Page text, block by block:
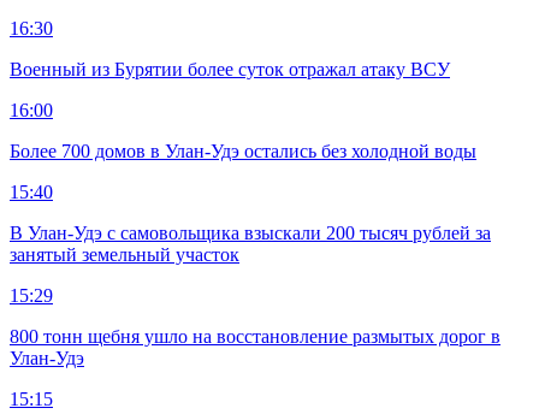
16:30
Военный из Бурятии более суток отражал атаку ВСУ
16:00
Более 700 домов в Улан-Удэ остались без холодной воды
15:40
В Улан-Удэ с самовольщика взыскали 200 тысяч рублей за
занятый земельный участок
15:29
800 тонн щебня ушло на восстановление размытых дорог в
Улан-Удэ
15:15